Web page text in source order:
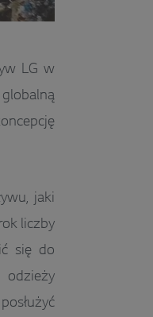
LG w
jaki
liczby
się do
odzieży